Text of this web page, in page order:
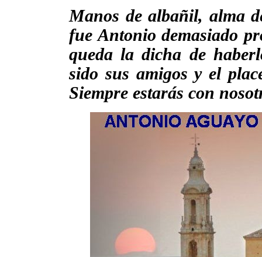
Manos de albañil, alma
fue Antonio demasiado
queda la dicha de
sido sus amigos y el
Siempre estarás con